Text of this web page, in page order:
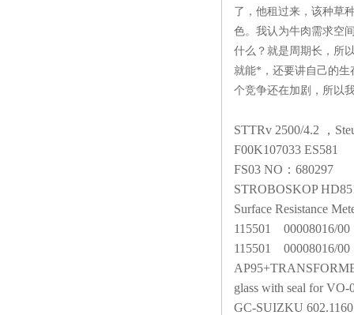
了，他租过来，该种草
色。我认为牛肉需求空
什么？就是周期长，所
就能*，还要讲自己的生
个竞争还在加剧，所以
STTRv 2500/4.2 ，
F00K107033 ES581
FS03 NO ：680297
STROBOSKOP
Surface Resistance
115501
00008016/00
115501
00008016/00
glass with seal for
GC-SUIZKU